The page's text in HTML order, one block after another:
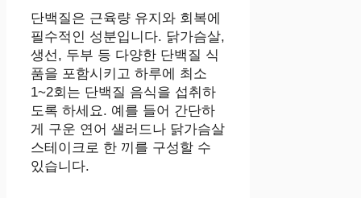
단백질은 근육량 유지와 회복에
필수적인 성분입니다. 닭가슴살,
생선, 두부 등 다양한 단백질 식
품을 포함시키고 하루에 최소
1~2회는 단백질 음식을 섭취하
도록 하세요. 예를 들어 간단하
게 구운 연어 샐러드나 닭가슴살
스테이크로 한 끼를 구성할 수
있습니다.